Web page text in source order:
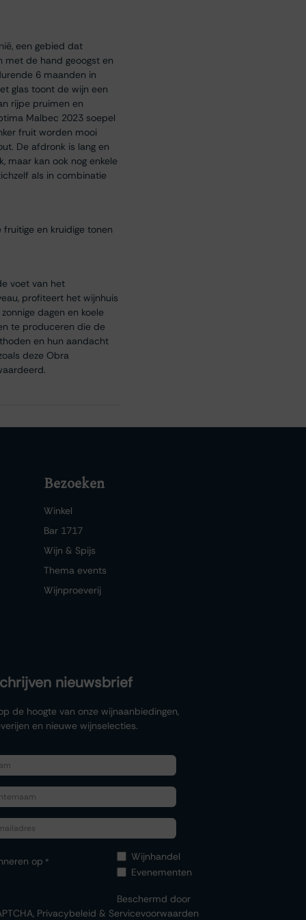
een gebied dat
met de hand geoogst en
6 maanden in
glas toont de wijn een
rijpe pruimen en
Malbec 2023 soepel
fruit worden mooi
De afdronk is lang en
maar kan ook nog enkele
als in combinatie
en kruidige tonen
voet van het
profiteert het wijnhuis
dagen en koele
te produceren die de
en hun aandacht
deze Obra
Bezoeken
Winkel
Bar 1717
Wijn & Spijs
Thema events
Wijnproeverij
nieuwsbrief
de hoogte van onze wijnaanbiedingen,
en nieuwe wijnselecties.
op *
Wijnhandel
Evenementen
Beschermd door
Privacybeleid & Servicevoorwaarden